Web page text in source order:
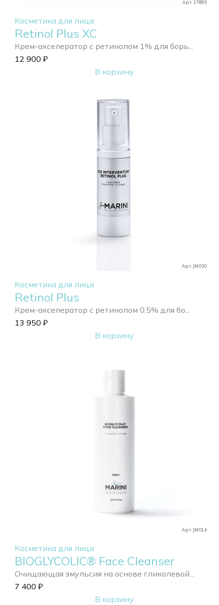
Арт. 17895
Косметика для лица
Retinol Plus XC
Крем-акселератор с ретинолом 1% для борь...
12 900 ₽
В корзину
Арт. JM030
Косметика для лица
Retinol Plus
Крем-акселератор с ретинолом 0,5% для бо...
13 950 ₽
В корзину
Арт. JM014
Косметика для лица
BIOGLYCOLIC® Face Cleanser
Очищающая эмульсия на основе гликолевой...
7 400 ₽
В корзину